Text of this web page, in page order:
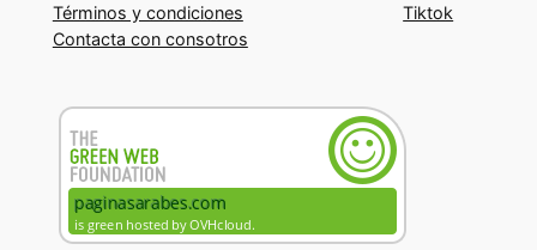
Términos y condiciones
Contacta con consotros
Tiktok